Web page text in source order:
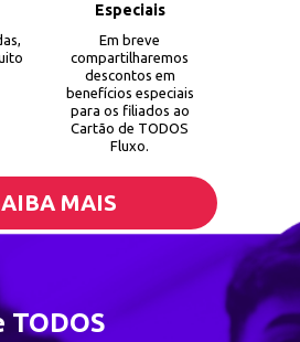
Especiais
Em breve
compartilharemos
descontos em
benefícios especiais
para os filiados ao
Cartão de TODOS
Fluxo
MAIS
TODOS